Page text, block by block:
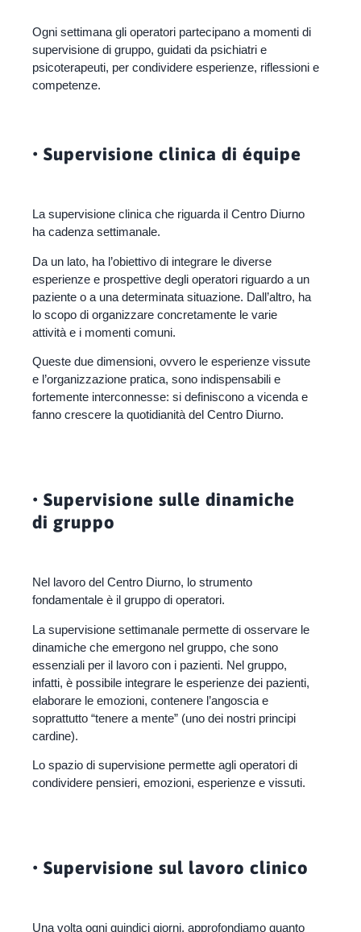
Ogni settimana gli operatori partecipano a momenti di
supervisione di gruppo, guidati da psichiatri e
psicoterapeuti, per condividere esperienze, riflessioni e
competenze.
• Supervisione clinica di équipe
La supervisione clinica che riguarda il Centro Diurno
ha cadenza settimanale.
Da un lato, ha l’obiettivo di integrare le diverse
esperienze e prospettive degli operatori riguardo a un
paziente o a una determinata situazione. Dall’altro, ha
lo scopo di organizzare concretamente le varie
attività e i momenti comuni.
Queste due dimensioni, ovvero le esperienze vissute
e l’organizzazione pratica, sono indispensabili e
fortemente interconnesse: si definiscono a vicenda e
fanno crescere la quotidianità del Centro Diurno.
• Supervisione sulle dinamiche
di gruppo
Nel lavoro del Centro Diurno, lo strumento
fondamentale è il gruppo di operatori.
La supervisione settimanale permette di osservare le
dinamiche che emergono nel gruppo, che sono
essenziali per il lavoro con i pazienti. Nel gruppo,
infatti, è possibile integrare le esperienze dei pazienti,
elaborare le emozioni, contenere l’angoscia e
soprattutto “tenere a mente” (uno dei nostri principi
cardine).
Lo spazio di supervisione permette agli operatori di
condividere pensieri, emozioni, esperienze e vissuti.
• Supervisione sul lavoro clinico
Una volta ogni quindici giorni, approfondiamo quanto